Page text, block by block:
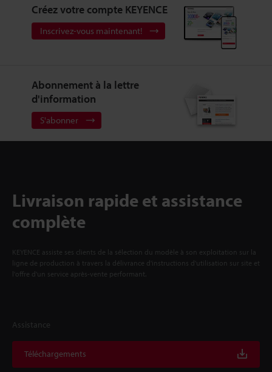
Créez votre compte KEYENCE
Inscrivez-vous maintenant!
Abonnement à la lettre
d'information
S'abonner
Livraison rapide et assistance
complète
KEYENCE assiste ses clients de la sélection du modèle à son exploitation sur la
ligne de production à travers la délivrance d'instructions d'utilisation sur site et
l'offre d'un service après-vente performant.
Assistance
Téléchargements